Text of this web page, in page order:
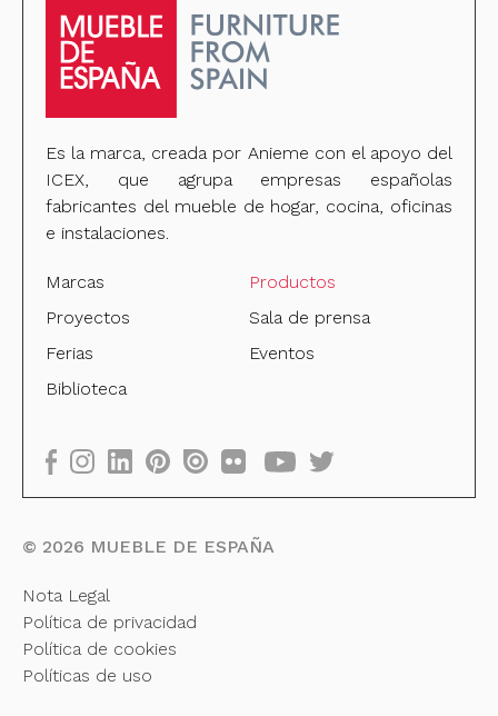
Es la marca, creada por Anieme con el apoyo del
ICEX, que agrupa empresas españolas
fabricantes del mueble de hogar, cocina, oficinas
e instalaciones.
Marcas
Productos
Proyectos
Sala de prensa
Ferias
Eventos
Biblioteca
© 2026 MUEBLE DE ESPAÑA
Nota Legal
Política de privacidad
Política de cookies
Políticas de uso